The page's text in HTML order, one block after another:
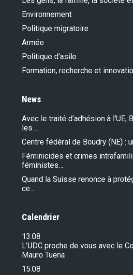
Environnement
Politique migratoire
Armée
Politique d'asile
Formation, recherche et
News
Avec le traité d’adhésion à l'UE,
les…
Centre fédéral de Boudry (NE) :
Féminicides et crimes
féministes…
Quand la Suisse renonce à
ce…
Calendrier
13.08
L’UDC proche de vous avec le
Mauro Tuena
15.08